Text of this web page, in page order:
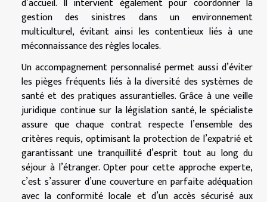
gestion des sinistres dans un environnement
multiculturel, évitant ainsi les contentieux liés à une
méconnaissance des règles locales.
Un accompagnement personnalisé permet aussi d’éviter
les pièges fréquents liés à la diversité des systèmes de
santé et des pratiques assurantielles. Grâce à une veille
juridique continue sur la législation santé, le spécialiste
assure que chaque contrat respecte l’ensemble des
critères requis, optimisant la protection de l’expatrié et
garantissant une tranquillité d’esprit tout au long du
séjour à l’étranger. Opter pour cette approche experte,
c’est s’assurer d’une couverture en parfaite adéquation
avec la conformité locale et d’un accès sécurisé aux